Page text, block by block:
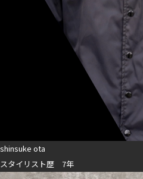
shinsuke ota
スタイリスト歴 7年